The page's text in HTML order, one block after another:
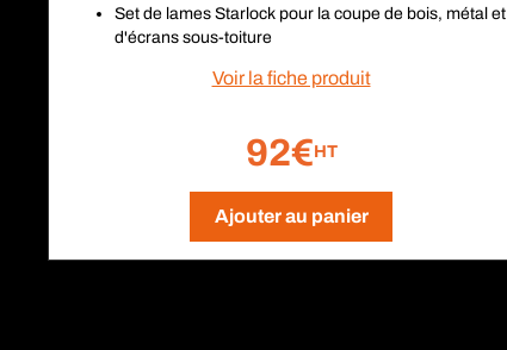
Set de lames Starlock pour la coupe de bois, métal et
d'écrans sous-toiture
Voir la fiche produit
92€HT
Ajouter au panier